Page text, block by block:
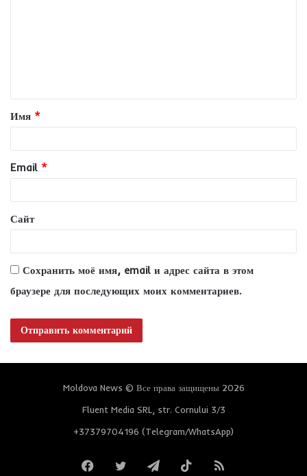
т
а
и
й
*
Имя *
Email *
Сайт
Сохранить моё имя, email и адрес сайта в этом
браузере для последующих моих комментариев.
Moldova News © Все права защищены 2026
Fluent Media SRL, str. Cornului 3/3
+37379704196 (Telegram/WhatsApp)
FacebookTwitterTelegramTikTokRSS